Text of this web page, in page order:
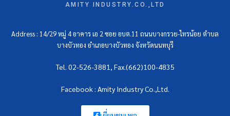
AMITY INDUSTRY.CO.,LTD
Address : 14/29 หมู่ 4 อาคาร เอ 2 ซอย อบต.11 ถนนบางกรวย-ไทรน้อย ตำบล
บางบัวทอง อำเภอบางบัวทอง จังหวัดนนทบุรี
Tel. 02-526-3881, Fax.(662)100-4835
Facebook : Amity Industry Co.,Ltd.